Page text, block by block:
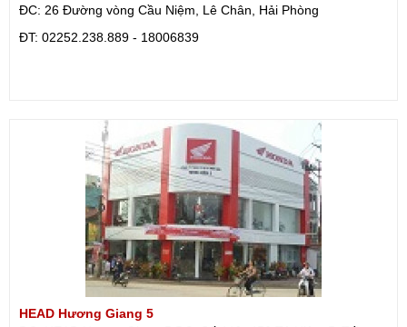
ĐC: 26 Đường vòng Cầu Niệm, Lê Chân, Hải Phòng
ÐT: 02252.238.889 - 18006839
HEAD Hương Giang 5